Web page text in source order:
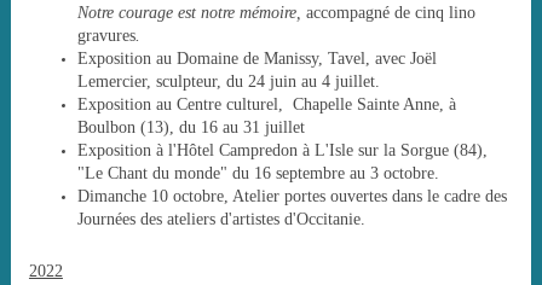
Notre courage est notre mémoire, accompagné de cinq lino
gravures.
Exposition au Domaine de Manissy, Tavel, avec Joël
Lemercier, sculpteur, du 24 juin au 4 juillet.
Exposition au Centre culturel, Chapelle Sainte Anne, à
Boulbon (13), du 16 au 31 juillet
Exposition à l'Hôtel Campredon à L'Isle sur la Sorgue (84),
"Le Chant du monde" du 16 septembre au 3 octobre.
Dimanche 10 octobre, Atelier portes ouvertes dans le cadre des
Journées des ateliers d'artistes d'Occitanie.
2022